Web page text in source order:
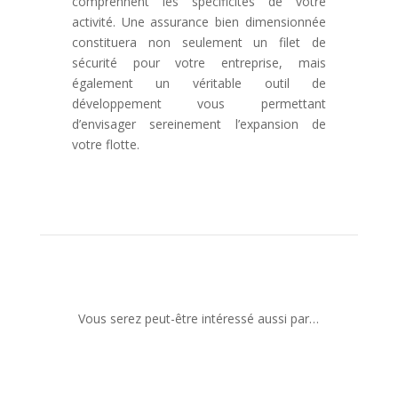
activité. Une assurance bien dimensionnée
constituera non seulement un filet de
sécurité pour votre entreprise, mais
également un véritable outil de
développement vous permettant
d’envisager sereinement l’expansion de
votre flotte.
Vous serez peut-être intéressé aussi par…